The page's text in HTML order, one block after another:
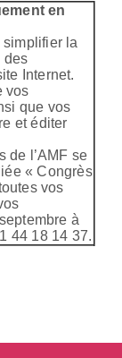
en
simplifier la
des
Internet.
vos
que vos
et éditer
de l’AMF se
« Congrès
vos
à
44 18 14 37.